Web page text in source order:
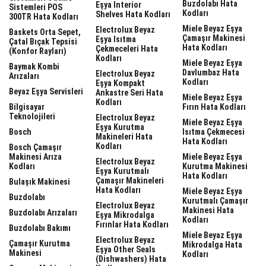
Sistemleri POS
300TR Hata Kodları
Baskets Orta Sepet,
Çatal Bıçak Tepsisi
(Konfor Rayları)
Baymak Kombi
Arızaları
Beyaz Eşya Servisleri
Bilgisayar
Teknolojileri
Bosch
Bosch Çamaşır
Makinesi Arıza
Kodları
Bulaşık Makinesi
Buzdolabı
Buzdolabı Arızaları
Buzdolabı Bakımı
Çamaşır Kurutma
Makinesi
Eşya Interior
Shelves Hata Kodları
Electrolux Beyaz
Eşya Isıtma
Çekmeceleri Hata
Kodları
Electrolux Beyaz
Eşya Kompakt
Ankastre Seri Hata
Kodları
Electrolux Beyaz
Eşya Kurutma
Makineleri Hata
Kodları
Electrolux Beyaz
Eşya Kurutmalı
Çamaşır Makineleri
Hata Kodları
Electrolux Beyaz
Eşya Mikrodalga
Fırınlar Hata Kodları
Electrolux Beyaz
Eşya Other Seals
(dishwashers) Hata
Buzdolabı Hata
Kodları
Miele Beyaz Eşya
Çamaşır Makinesi
Hata Kodları
Miele Beyaz Eşya
Davlumbaz Hata
Kodları
Miele Beyaz Eşya
Fırın Hata Kodları
Miele Beyaz Eşya
Isıtma Çekmecesi
Hata Kodları
Miele Beyaz Eşya
Kurutma Makinesi
Hata Kodları
Miele Beyaz Eşya
Kurutmalı Çamaşır
Makinesi Hata
Kodları
Miele Beyaz Eşya
Mikrodalga Hata
Kodları